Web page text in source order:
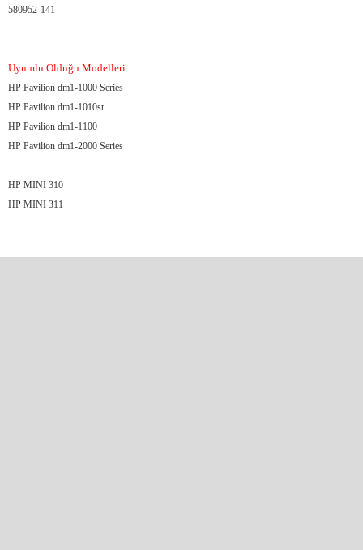
580952-141
Uyumlu Olduğu Modelleri:
HP Pavilion dm1-1000 Series
HP Pavilion dm1-1010st
HP Pavilion dm1-1100
HP Pavilion dm1-2000 Series
HP MINI 310
HP MINI 311